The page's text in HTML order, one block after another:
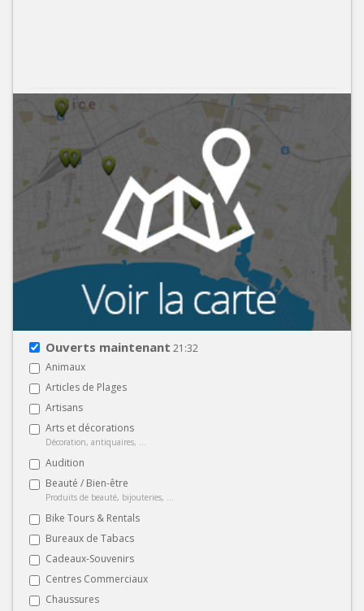
Ouverts maintenant 21:32
Animaux
Articles de Plages
Artisans
Arts et décorations
Décoration, antiquaires, ...
Audition
Beauté / Bien-être
Produits de beauté, bijouteries, ...
Bike Tours & Rentals
Bureaux de Tabacs
Cadeaux-Souvenirs
Centres Commerciaux
Chaussures